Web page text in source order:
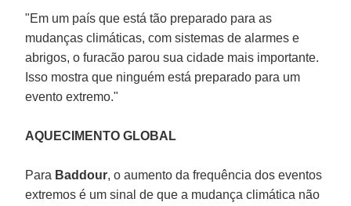
"Em um país que está tão preparado para as
mudanças climáticas, com sistemas de alarmes e
abrigos, o furacão parou sua cidade mais importante.
Isso mostra que ninguém está preparado para um
evento extremo."
AQUECIMENTO GLOBAL
Para Baddour, o aumento da frequência dos eventos
extremos é um sinal de que a mudança climática não